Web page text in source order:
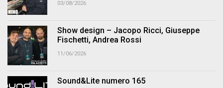
03/08/2026
Show design – Jacopo Ricci, Giuseppe
Fischetti, Andrea Rossi
11/06/2026
Sound&Lite numero 165